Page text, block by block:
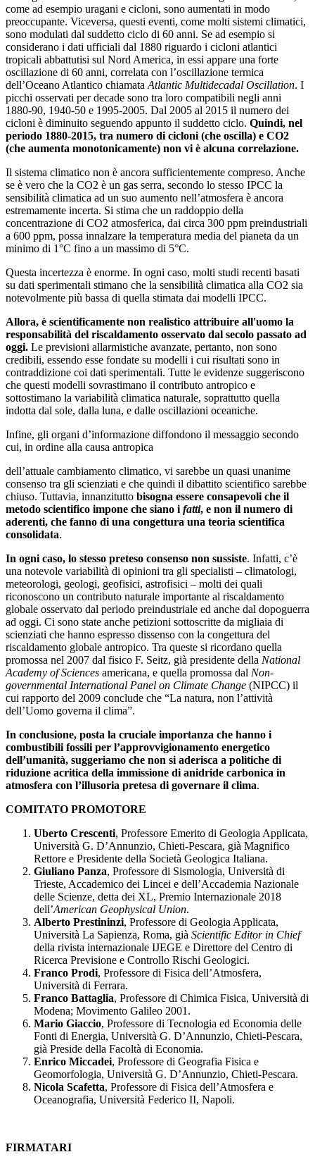
come ad esempio uragani e cicloni, sono aumentati in modo
preoccupante. Viceversa, questi eventi, come molti sistemi climatici,
sono modulati dal suddetto ciclo di 60 anni. Se ad esempio si
considerano i dati ufficiali dal 1880 riguardo i cicloni atlantici
tropicali abbattutisi sul Nord America, in essi appare una forte
oscillazione di 60 anni, correlata con l’oscillazione termica
dell’Oceano Atlantico chiamata Atlantic Multidecadal Oscillation. I
picchi osservati per decade sono tra loro compatibili negli anni
1880-90, 1940-50 e 1995-2005. Dal 2005 al 2015 il numero dei
cicloni è diminuito seguendo appunto il suddetto ciclo. Quindi, nel
periodo 1880-2015, tra numero di cicloni (che oscilla) e CO2
(che aumenta monotonicamente) non vi è alcuna correlazione.
Il sistema climatico non è ancora sufficientemente compreso. Anche
se è vero che la CO2 è un gas serra, secondo lo stesso IPCC la
sensibilità climatica ad un suo aumento nell’atmosfera è ancora
estremamente incerta. Si stima che un raddoppio della
concentrazione di CO2 atmosferica, dai circa 300 ppm preindustriali
a 600 ppm, possa innalzare la temperatura media del pianeta da un
minimo di 1°C fino a un massimo di 5°C.
Questa incertezza è enorme. In ogni caso, molti studi recenti basati
su dati sperimentali stimano che la sensibilità climatica alla CO2 sia
notevolmente più bassa di quella stimata dai modelli IPCC.
Allora, è scientificamente non realistico attribuire all'uomo la
responsabilità del riscaldamento osservato dal secolo passato ad
oggi. Le previsioni allarmistiche avanzate, pertanto, non sono
credibili, essendo esse fondate su modelli i cui risultati sono in
contraddizione coi dati sperimentali. Tutte le evidenze suggeriscono
che questi modelli sovrastimano il contributo antropico e
sottostimano la variabilità climatica naturale, soprattutto quella
indotta dal sole, dalla luna, e dalle oscillazioni oceaniche.
Infine, gli organi d’informazione diffondono il messaggio secondo
cui, in ordine alla causa antropica
dell’attuale cambiamento climatico, vi sarebbe un quasi unanime
consenso tra gli scienziati e che quindi il dibattito scientifico sarebbe
chiuso. Tuttavia, innanzitutto bisogna essere consapevoli che il
metodo scientifico impone che siano i fatti, e non il numero di
aderenti, che fanno di una congettura una teoria scientifica
consolidata.
In ogni caso, lo stesso preteso consenso non sussiste. Infatti, c’è
una notevole variabilità di opinioni tra gli specialisti – climatologi,
meteorologi, geologi, geofisici, astrofisici – molti dei quali
riconoscono un contributo naturale importante al riscaldamento
globale osservato dal periodo preindustriale ed anche dal dopoguerra
ad oggi. Ci sono state anche petizioni sottoscritte da migliaia di
scienziati che hanno espresso dissenso con la congettura del
riscaldamento globale antropico. Tra queste si ricordano quella
promossa nel 2007 dal fisico F. Seitz, già presidente della National
Academy of Sciences americana, e quella promossa dal Non-
governmental International Panel on Climate Change (NIPCC) il
cui rapporto del 2009 conclude che “La natura, non l’attività
dell’Uomo governa il clima”.
In conclusione, posta la cruciale importanza che hanno i
combustibili fossili per l’approvvigionamento energetico
dell’umanità, suggeriamo che non si aderisca a politiche di
riduzione acritica della immissione di anidride carbonica in
atmosfera con l’illusoria pretesa di governare il clima.
COMITATO PROMOTORE
Uberto Crescenti, Professore Emerito di Geologia Applicata,
Università G. D’Annunzio, Chieti-Pescara, già Magnifico
Rettore e Presidente della Società Geologica Italiana.
Giuliano Panza, Professore di Sismologia, Università di
Trieste, Accademico dei Lincei e dell’Accademia Nazionale
delle Scienze, detta dei XL, Premio Internazionale 2018
dell’American Geophysical Union.
Alberto Prestininzi, Professore di Geologia Applicata,
Università La Sapienza, Roma, già Scientific Editor in Chief
della rivista internazionale IJEGE e Direttore del Centro di
Ricerca Previsione e Controllo Rischi Geologici.
Franco Prodi, Professore di Fisica dell’Atmosfera,
Università di Ferrara.
Franco Battaglia, Professore di Chimica Fisica, Università di
Modena; Movimento Galileo 2001.
Mario Giaccio, Professore di Tecnologia ed Economia delle
Fonti di Energia, Università G. D’Annunzio, Chieti-Pescara,
già Preside della Facoltà di Economia.
Enrico Miccadei, Professore di Geografia Fisica e
Geomorfologia, Università G. D’Annunzio, Chieti-Pescara.
Nicola Scafetta, Professore di Fisica dell’Atmosfera e
Oceanografia, Università Federico II, Napoli.
FIRMATARI